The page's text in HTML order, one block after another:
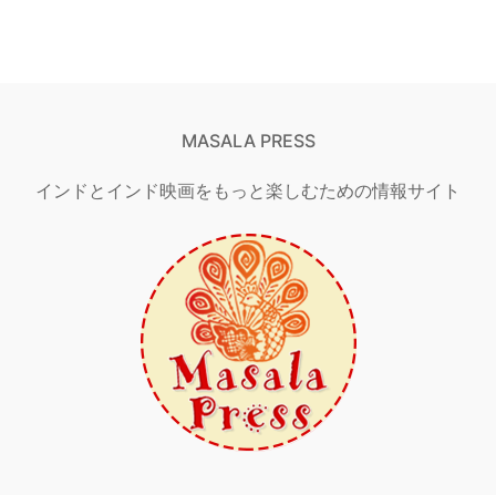
MASALA PRESS
インドとインド映画をもっと楽しむための情報サイト